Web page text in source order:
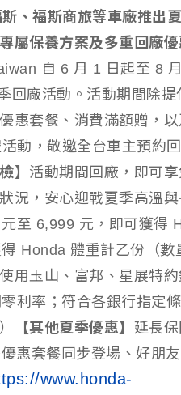
、福斯商旅等車廠推出
屬保養方案及多重回廠
自 6 月 1 日起至 8
回廠活動。活動期間除
惠套餐、消費滿額贈，
動，敬邀全台車主預約
】 活動期間回廠，即可
況，安心迎戰夏季高溫與
至 6,999 元，即可獲得
Honda 體重計乙份（數
用玉山、富邦、星展特
利率；符合各銀行指定
【其他夏季優惠】 延長
惠套餐同步登場、好朋
www.honda-